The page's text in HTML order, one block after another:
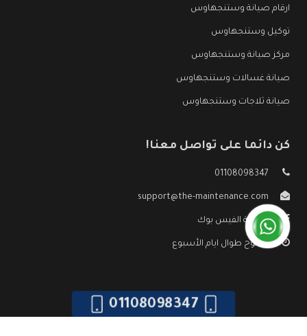
ارقام صيانة وستنجهاوس
توكيل وستنجهاوس
مركز صيانة وستنجهاوس
صيانة غسالات وستنجهاوس
صيانة ثلاجات وستنجهاوس
كن دائما على تواصل معنا!
01108098347
support@the-maintenance.com
صفحة الفيس بوك
مفتوح طوال ايام الأسبوع
01108098347